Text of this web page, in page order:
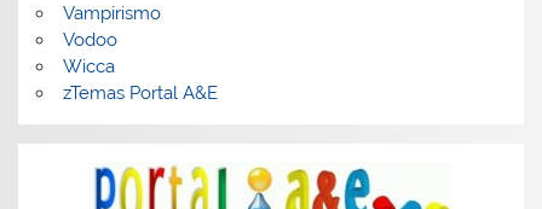
Vampirismo
Vodoo
Wicca
zTemas Portal A&E